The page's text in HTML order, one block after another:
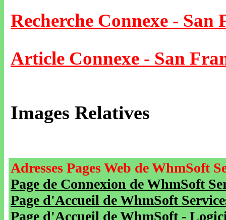
Recherche Connexe - San
Article Connexe - San
Images Relatives
Adresses Pages Web de WhmSoft
Page de Connexion de WhmSoft
Page d'Accueil de WhmSoft
Page d'Accueil de WhmSoft -